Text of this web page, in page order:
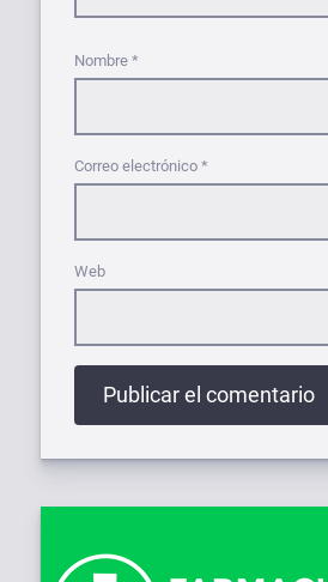
Nombre *
Correo electrónico *
Web